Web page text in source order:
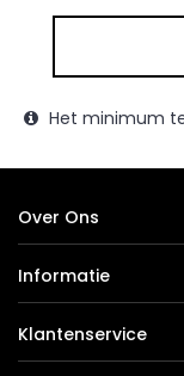
Het minimum
Over Ons
Informatie
Klantenservice